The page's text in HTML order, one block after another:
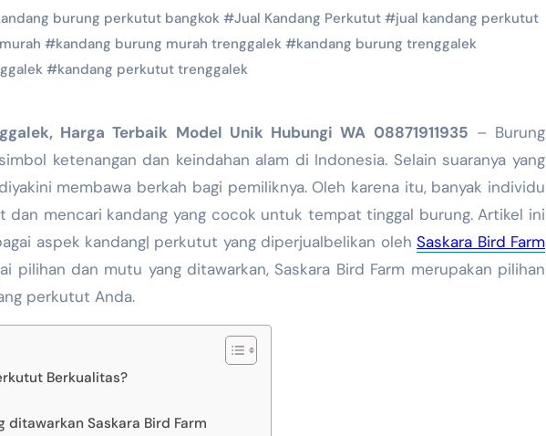
burung perkutut bangkok#Jual Kandang Perkutut #jual kandang perkutut
#kandang burung murah trenggalek #kandang burung trenggalek
#kandang perkutut trenggalek
Harga Terbaik Model Unik Hubungi WA 08871911935 – Burung
ketenangan dan keindahan alam di Indonesia. Selain suaranya yang
membawa berkah bagi pemiliknya. Oleh karena itu, banyak individu
dan mencari kandang yang cocok untuk tempat tinggal burung. Artikel ini
aspek kandang| perkutut yang diperjualbelikan olehSaskara Bird Farm
pilihan dan mutu yang ditawarkan, Saskara Bird Farm merupakan pilihan
perkutut Anda.
Berkualitas?
ditawarkan Saskara Bird Farm